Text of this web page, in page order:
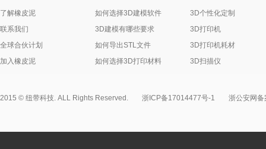
了解橡皮泥
联系我们
全球合伙计划
加入橡皮泥
如何选择3D建模软件
3D建模有哪些要求
如何导出STL文件
如何选择3D打印材料
3D个性化定制
3D打印机
3D打印机耗材
3D扫描仪
2015 © 纽带科技. ALL Rights Reserved. 浙ICP备17014477号-1 浙公安网